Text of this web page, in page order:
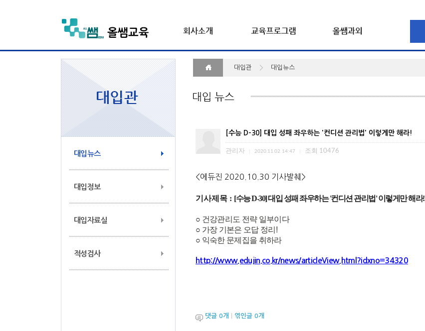
대입뉴스
대입정보
대입자료실
적성검사
대입관 대입뉴스
[수능 D-30] 대입 성패 좌우하는 '컨디션 관리법' 이렇게만 해라!
관리자 2020.11.02 14:47 조회 10476
<에듀진 2020.10.30 기사발췌>
기사제목 : [수능 D-30] 대입 성패 좌우하는 '컨디션 관리법' 이렇게만 해라!
○ 건강관리도 전략 일부이다
○ 가장 기본은 오답 정리!
○ 익숙한 문제집을 취하라
http://www.edujin.co.kr/news/articleView.html?idxno=34320
댓글 0개 엮인글 0개